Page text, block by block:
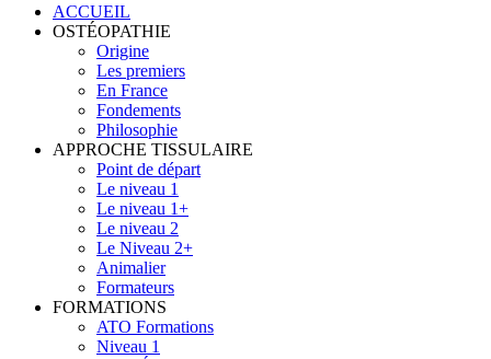
ACCUEIL
OSTÉOPATHIE
Origine
Les premiers
En France
Fondements
Philosophie
APPROCHE TISSULAIRE
Point de départ
Le niveau 1
Le niveau 1+
Le niveau 2
Le Niveau 2+
Animalier
Formateurs
FORMATIONS
ATO Formations
Niveau 1